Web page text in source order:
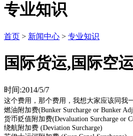
专业知识
首页 > 新闻中心 > 专业知识
国际货运,国际空
时间:2014/5/7
这个费用，那个费用，我想大家应该同我
燃油附加费(Bunker Surcharge or Bunker
货币贬值附加费(Devaluation Surcharge or
绕航附加费 (Deviation Surcharge)